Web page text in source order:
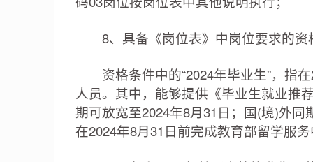
8、具备《岗位表》中岗位要求的资
资格条件中的“2024年毕业生”，指在
人员。其中，能够提供《毕业生就业推
期可放宽至2024年8月31日；国(境)外
在2024年8月31日前完成教育部留学服